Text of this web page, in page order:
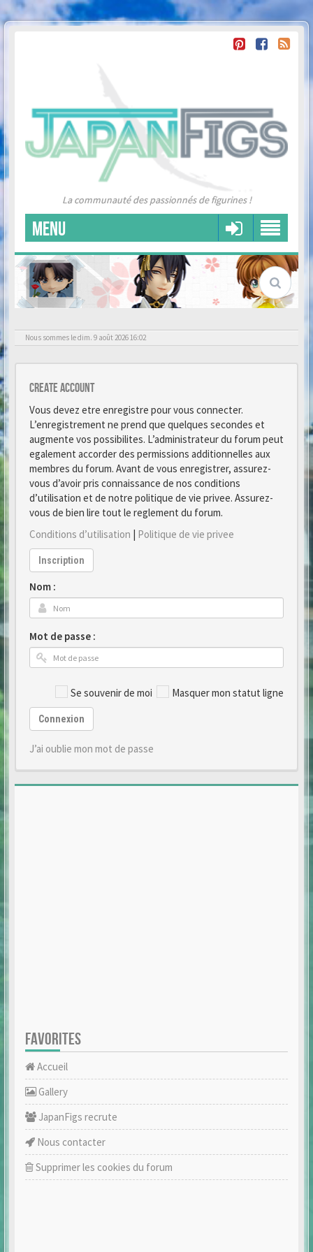
La communauté des passionnés de figurines !
MENU
Nous sommes le dim. 9 août 2026 16:02
Create account
Vous devez etre enregistre pour vous connecter.
L’enregistrement ne prend que quelques secondes et
augmente vos possibilites. L’administrateur du forum peut
egalement accorder des permissions additionnelles aux
membres du forum. Avant de vous enregistrer, assurez-
vous d’avoir pris connaissance de nos conditions
d’utilisation et de notre politique de vie privee. Assurez-
vous de bien lire tout le reglement du forum.
Conditions d’utilisation | Politique de vie privee
Inscription
Nom :
Mot de passe :
Se souvenir de moi Masquer mon statut ligne
Connexion
J’ai oublie mon mot de passe
FAVORITES
Accueil
Gallery
JapanFigs recrute
Nous contacter
Supprimer les cookies du forum